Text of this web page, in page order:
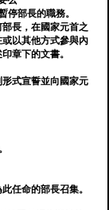
停部長的職務。
部長，在國家元首之
以其他方式參與內
章下的文書。
式宣誓並向國家元
任命的部長召集。